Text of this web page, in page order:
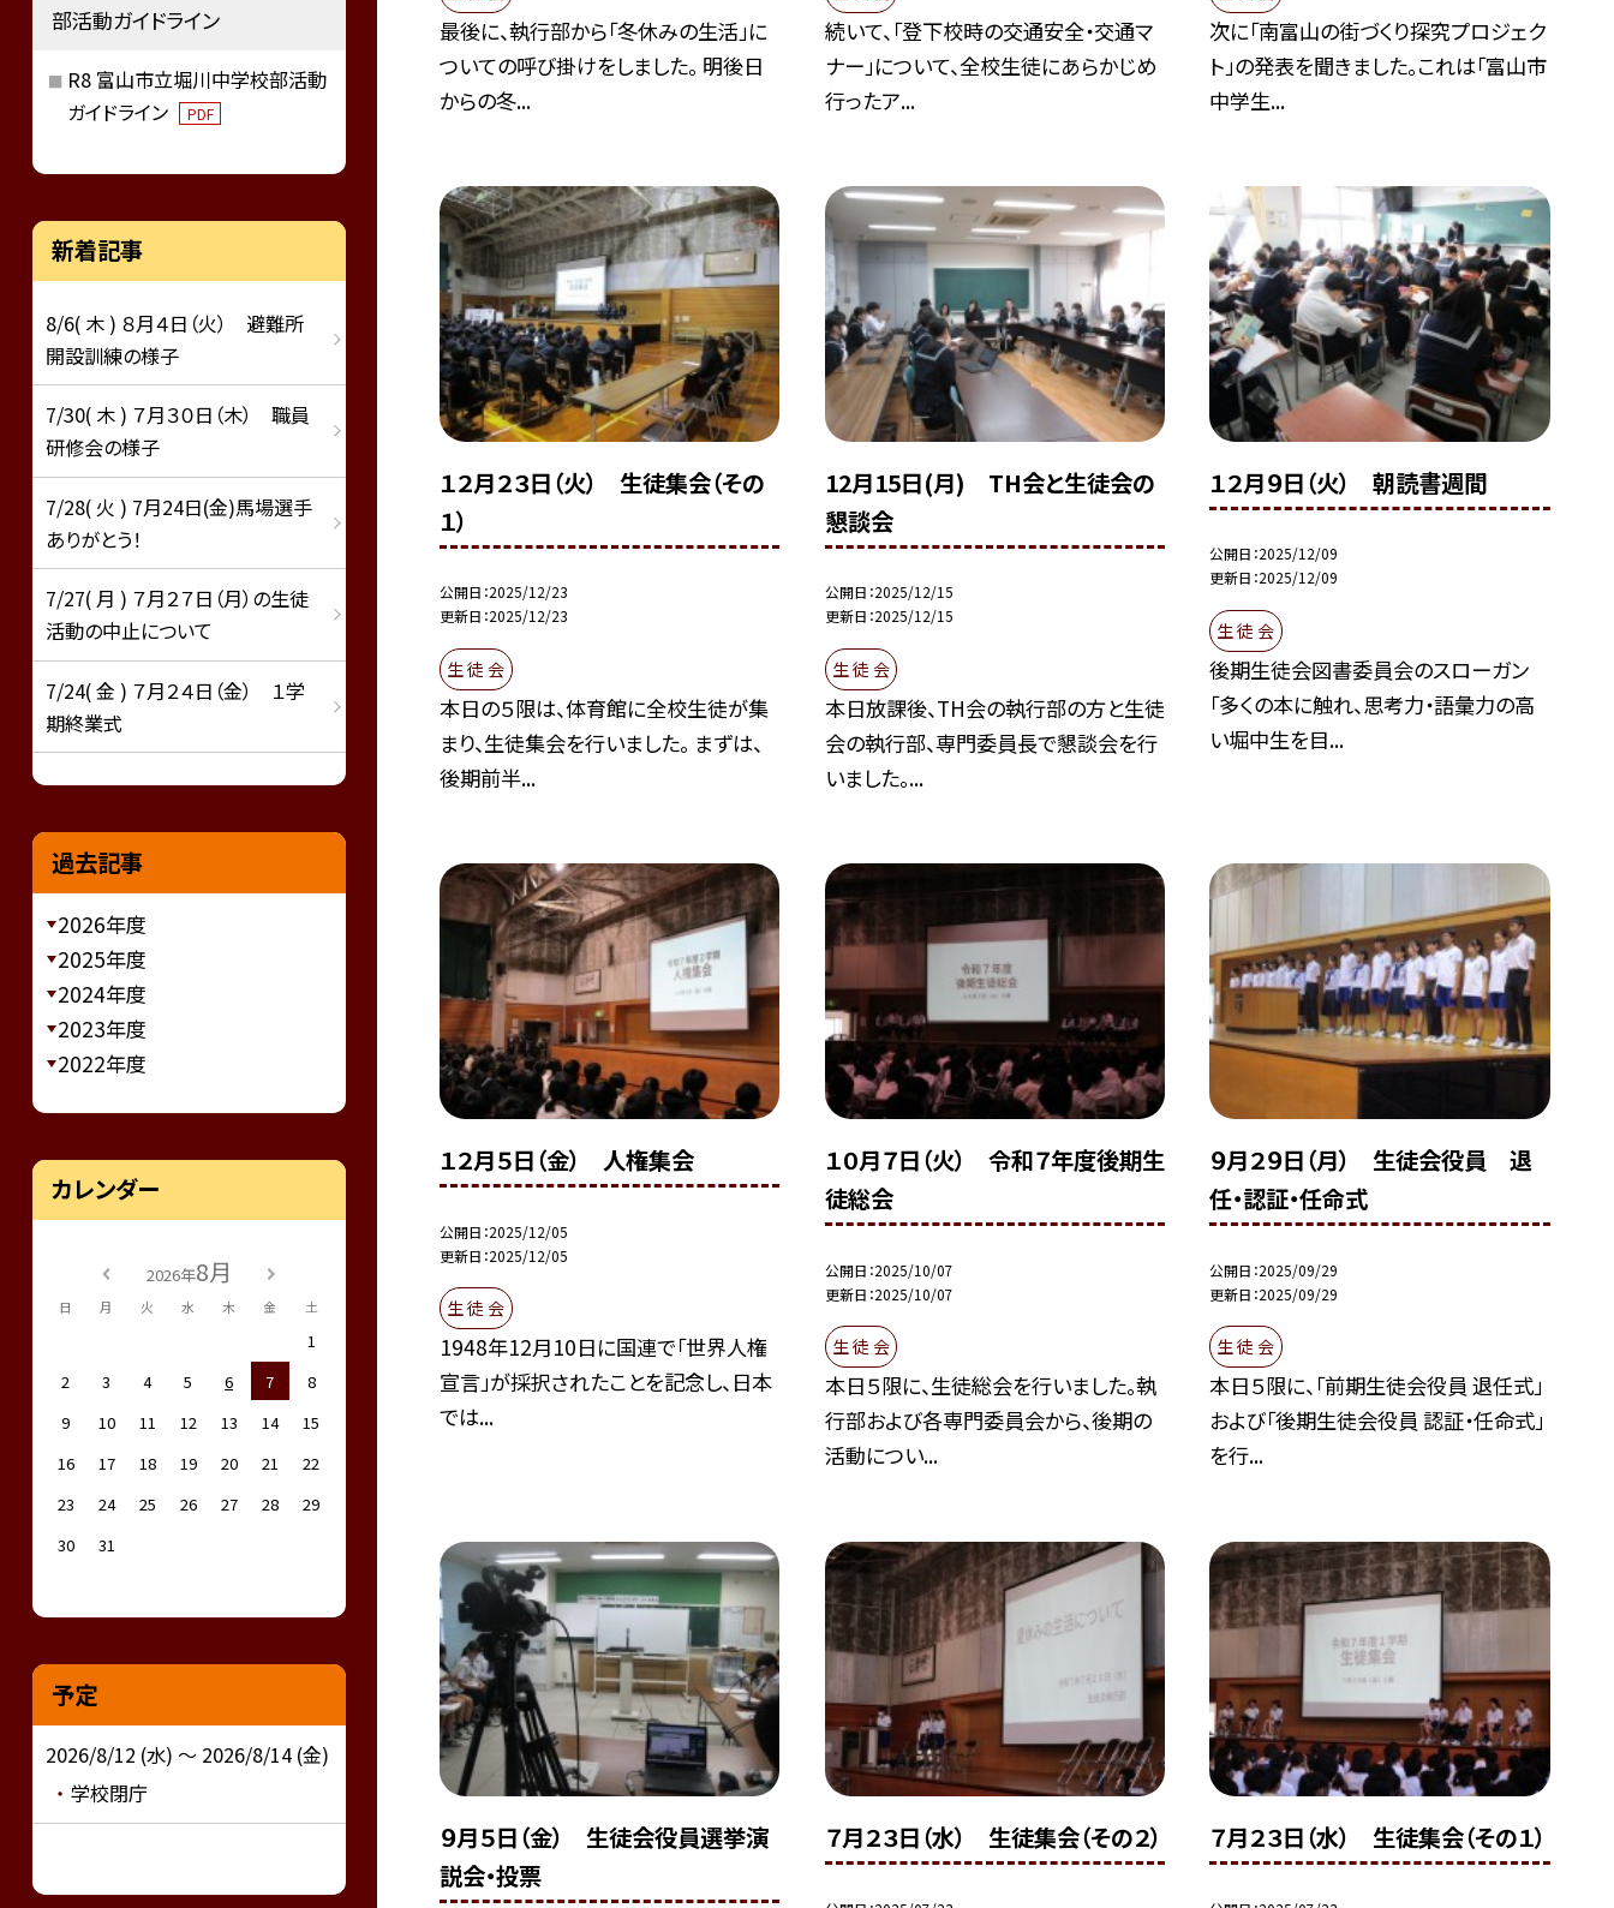
最後に、執行部から「冬休みの生活」に
ついての呼び掛けをしました。 明後日
からの冬...
続いて、「登下校時の交通安全・交通マ
ナー」について、全校生徒にあらかじめ
行ったア...
次に「南富山の街づくり探究プロジェク
ト」の発表を聞きました。これは「富山市
中学生...
１２月２３日（火） 生徒集会（その
１）
公開日 2025/12/23
更新日 2025/12/23
生 徒 会
本日の５限は、体育館に全校生徒が集
まり、生徒集会を行いました。 まずは、
後期前半...
12月15日(月) TH会と生徒会の
懇談会
公開日 2025/12/15
更新日 2025/12/15
生 徒 会
本日放課後、TH会の執行部の方と生徒
会の執行部、専門委員長で懇談会を行
いました。...
１２月９日（火） 朝読書週間
公開日 2025/12/09
更新日 2025/12/09
生 徒 会
後期生徒会図書委員会のスローガン
「多くの本に触れ、思考力・語彙力の高
い堀中生を目...
１２月５日（金） 人権集会
公開日 2025/12/05
更新日 2025/12/05
生 徒 会
1948年12月10日に国連で「世界人権
宣言」が採択されたことを記念し、日本
では...
１０月７日（火） 令和７年度後期生
徒総会
公開日 2025/10/07
更新日 2025/10/07
生 徒 会
本日５限に、生徒総会を行いました。執
行部および各専門委員会から、後期の
活動につい...
９月２９日（月） 生徒会役員 退
任・認証・任命式
公開日 2025/09/29
更新日 2025/09/29
生 徒 会
本日５限に、「前期生徒会役員 退任式」
および「後期生徒会役員 認証・任命式」
を行...
９月５日（金） 生徒会役員選挙演
説会・投票
７月２３日（水） 生徒集会（その２） ７月２３日（水） 生徒集会（その１）
部活動ガイドライン
R8 富山市立堀川中学校部活動
ガイドライン
PDF
新着記事
8/6( 木 ) ８月４日（火） 避難所
開設訓練の様子
7/30( 木 ) ７月３０日（木） 職員
研修会の様子
7/28( 火 ) 7月24日(金)馬場選手
ありがとう！
7/27( 月 ) ７月２７日（月）の生徒
活動の中止について
7/24( 金 ) ７月２４日（金） １学
期終業式
過去記事
2026年度
2025年度
2024年度
2023年度
2022年度
カレンダー
2026年8月
日 月 火 水 木 金 土
1
2
3 4 5 6 7
8
9
10 11 12 13 14
15
16
17 18 19 20 21
22
23
24 25 26 27 28
29
30
31
予定
2026/8/12 (水) ～ 2026/8/14 (金)
学校閉庁